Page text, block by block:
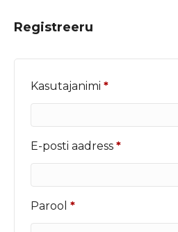
Registreeru
Kasutajanimi *Nõutud
E-posti aadress *Nõutud
Parool *Nõutud